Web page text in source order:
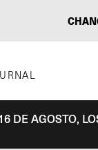
DE AGOSTO,